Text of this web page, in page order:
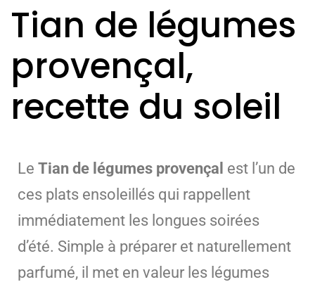
Tian de légumes
provençal,
recette du soleil
Le Tian de légumes provençal est l’un de
ces plats ensoleillés qui rappellent
immédiatement les longues soirées
d’été. Simple à préparer et naturellement
parfumé, il met en valeur les légumes